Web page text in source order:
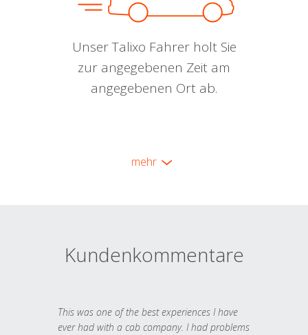
Unser Talixo Fahrer holt Sie
zur angegebenen Zeit am
angegebenen Ort ab.
mehr
Kundenkommentare
This was one of the best experiences I have
ever had with a cab company. I had problems